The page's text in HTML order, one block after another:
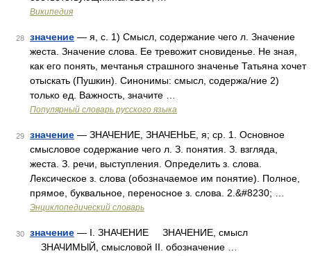
Википедия
28 значение — я, с. 1) Смысл, содержание чего л. Значение
жеста. Значение слова. Ее тревожит сновиденье. Не зная,
как его понять, мечтанья страшного значенье Татьяна хочет
отыскать (Пушкин). Синонимы: смысл, содержа/ние 2)
только ед. Важность, значите …
Популярный словарь русского языка
29 значение — ЗНАЧЕНИЕ, ЗНАЧЕНЬЕ, я; ср. 1. Основное
смысловое содержание чего л. З. понятия. З. взгляда,
жеста. З. речи, выступления. Определить з. слова.
Лексическое з. слова (обозначаемое им понятие). Полное,
прямое, буквальное, переносное з. слова. 2.&#8230; …
Энциклопедический словарь
30 значение — I. ЗНАЧЕНИЕ ЗНАЧЕНИЕ, смысл
ЗНАЧИМЫЙ, смысловой II. обозначение …